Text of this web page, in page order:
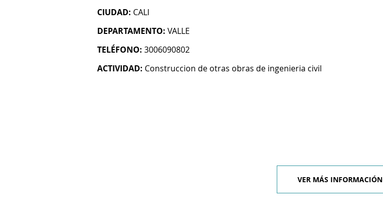
CIUDAD: CALI
DEPARTAMENTO: VALLE
TELÉFONO: 3006090802
ACTIVIDAD: Construccion de otras obras de ingenieria civil
VER MÁS INFORMACIÓN